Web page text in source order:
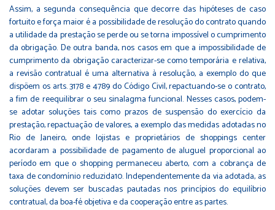
Assim, a segunda consequência que decorre das hipóteses de caso
fortuito e força maior é a possibilidade de resolução do contrato quando
a utilidade da prestação se perde ou se torna impossível o cumprimento
da obrigação. De outra banda, nos casos em que a impossibilidade de
cumprimento da obrigação caracterizar-se como temporária e relativa,
a revisão contratual é uma alternativa à resolução, a exemplo do que
dispõem os arts. 3178 e 4789 do Código Civil, repactuando-se o contrato,
a fim de reequilibrar o seu sinalagma funcional. Nesses casos, podem-
se adotar soluções tais como prazos de suspensão do exercício da
prestação, repactuação de valores, a exemplo das medidas adotadas no
Rio de Janeiro, onde lojistas e proprietários de shoppings center
acordaram a possibilidade de pagamento de aluguel proporcional ao
período em que o shopping permaneceu aberto, com a cobrança de
taxa de condomínio reduzida10. Independentemente da via adotada, as
soluções devem ser buscadas pautadas nos princípios do equilíbrio
contratual, da boa-fé objetiva e da cooperação entre as partes.